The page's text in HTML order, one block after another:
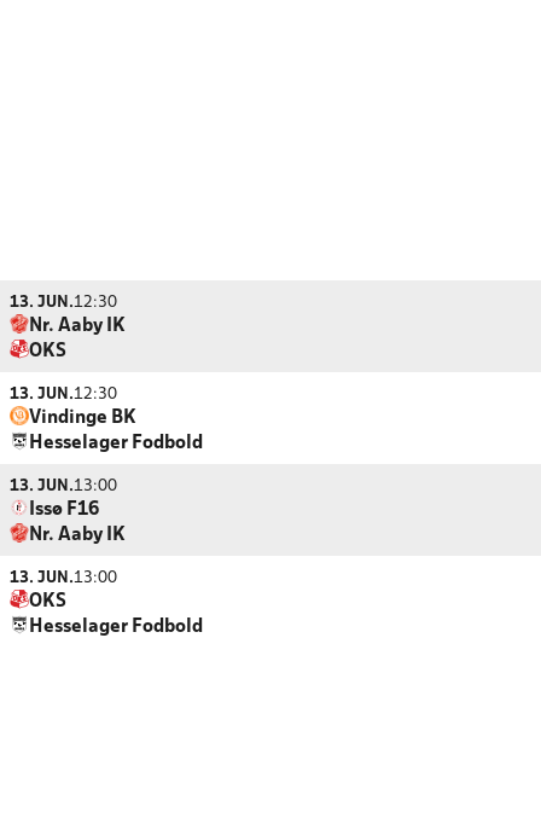
13. JUN.12:30
Nr. Aaby IK
OKS
13. JUN.12:30
Vindinge BK
Hesselager Fodbold
13. JUN.13:00
Issø F16
Nr. Aaby IK
13. JUN.13:00
OKS
Hesselager Fodbold